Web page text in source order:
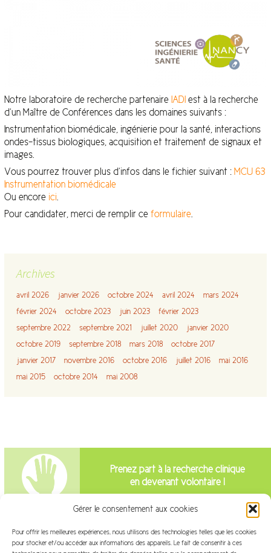
Gérer le consentement aux cookies
Pour offrir les meilleures expériences, nous utilisons des technologies telles que les cookies
pour stocker et/ou accéder aux informations des appareils. Le fait de consentir à ces
Notre laboratoire de recherche partenaire IADIest à la recherche
d’un Maître de Conférences dans les domaines suivants :
Instrumentation biomédicale, ingénierie pour la santé, interactions
ondes-tissus biologiques, acquisition et traitement de signaux et
images.
Vous pourrez trouver plus d’infos dans le fichier suivant : MCU 63
Instrumentation biomédicale
Ou encore ici.
Pour candidater, merci de remplir ce formulaire.
Archives
avril 2026 janvier 2026 octobre 2024 avril 2024
mars 2024
février 2024
octobre 2023 juin 2023
février 2023
septembre 2022
septembre 2021 juillet 2020
janvier 2020
octobre 2019
septembre 2018 mars 2018
octobre 2017
janvier 2017
novembre 2016 octobre 2016 juillet 2016
mai 2016
mai 2015
octobre 2014 mai 2008
Prenez part à la recherche clinique
en devenant volontaire !
Intéressé par la recherche clinique?
Venez travailler avec nous!